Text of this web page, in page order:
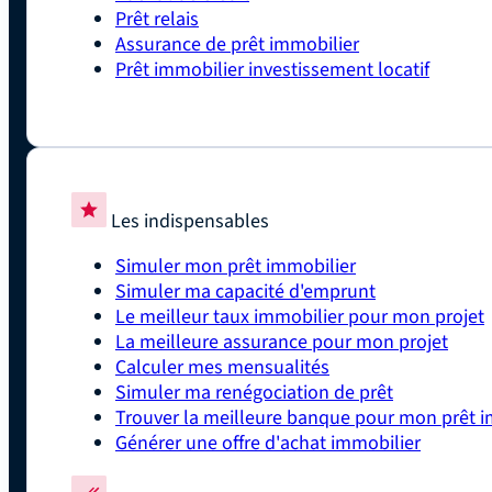
Prêt relais
Assurance de prêt immobilier
Prêt immobilier investissement locatif
Les indispensables
Simuler mon prêt immobilier
Simuler ma capacité d'emprunt
Le meilleur taux immobilier pour mon projet
La meilleure assurance pour mon projet
Calculer mes mensualités
Simuler ma renégociation de prêt
Trouver la meilleure banque pour mon prêt
Générer une offre d'achat immobilier